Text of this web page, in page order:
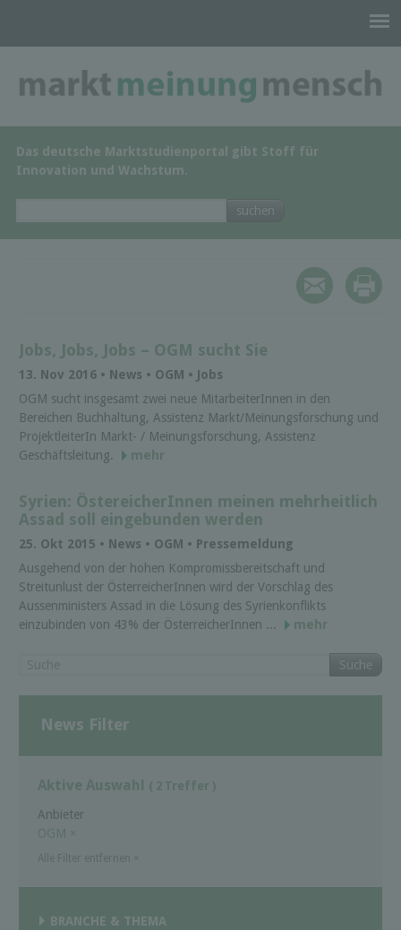
Das deutsche Marktstudienportal gibt Stoff für
Innovation und Wachstum.
Jobs, Jobs, Jobs – OGM sucht Sie
13. Nov 2016 • News • OGM • Jobs
OGM sucht insgesamt zwei neue MitarbeiterInnen in den
Bereichen Buchhaltung, Assistenz Markt/Meinungsforschung und
ProjektleiterIn Markt- / Meinungsforschung, Assistenz
Geschäftsleitung.
mehr
Syrien: ÖstereicherInnen meinen mehrheitlich
Assad soll eingebunden werden
25. Okt 2015 • News • OGM • Pressemeldung
Ausgehend von der hohen Kompromissbereitschaft und
Streitunlust der ÖsterreicherInnen wird der Vorschlag des
Aussenministers Assad in die Lösung des Syrienkonflikts
einzubinden von 43% der ÖsterreicherInnen ...
mehr
Suche
News Filter
Aktive Auswahl ( 2 Treffer )
Anbieter
OGM ×
BRANCHE & THEMA